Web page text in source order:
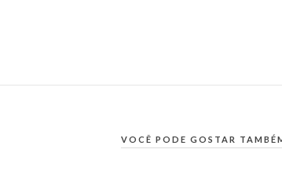
VOCÊ PODE GOSTAR